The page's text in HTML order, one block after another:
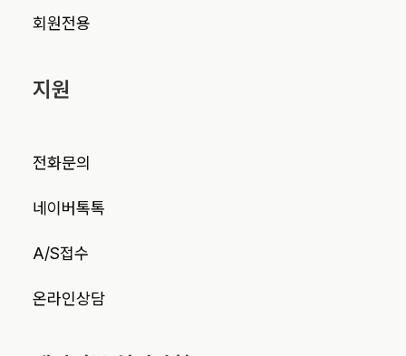
회원전용
지원
전화문의
네이버톡톡
A/S접수
온라인상담